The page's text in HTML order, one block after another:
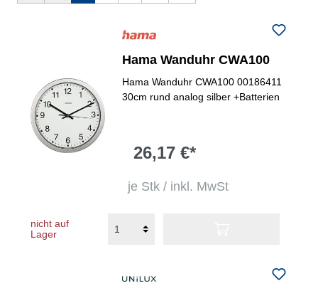
Hama Wanduhr CWA100
Hama Wanduhr CWA100 00186411
30cm rund analog silber +Batterien
26,17 €*
je Stk / inkl. MwSt
nicht auf
Lager